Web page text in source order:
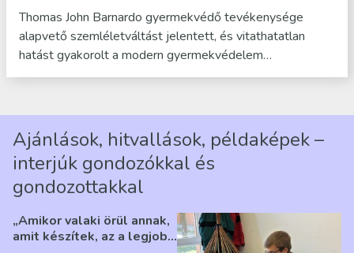
Thomas John Barnardo gyermekvédő tevékenysége
alapvető szemléletváltást jelentett, és vitathatatlan
hatást gyakorolt a modern gyermekvédelem…
Ajánlások, hitvallások, példaképek –
interjúk gondozókkal és
gondozottakkal
„Amikor valaki örül annak,
amit készítek, az a legjobb